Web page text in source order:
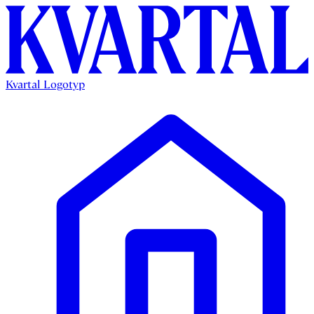
Kvartal Logotyp